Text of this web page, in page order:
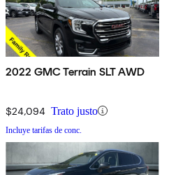
2022 GMC Terrain SLT AWD
$24,094 Trato justo
Incluye tarifas de conc.